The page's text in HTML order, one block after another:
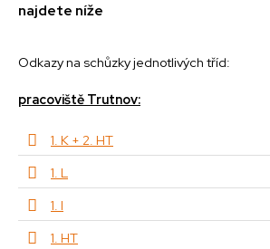
najdete níže
Odkazy na schůzky jednotlivých tříd:
pracoviště Trutnov:
1. K + 2. HT
1. L
1. I
1. HT